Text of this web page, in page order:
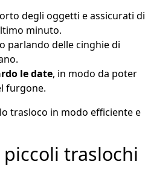
degli oggetti e assicurati di
minuto.
parlando delle cinghie di
le date, in modo da poter
furgone.
trasloco in modo efficiente e
traslochi